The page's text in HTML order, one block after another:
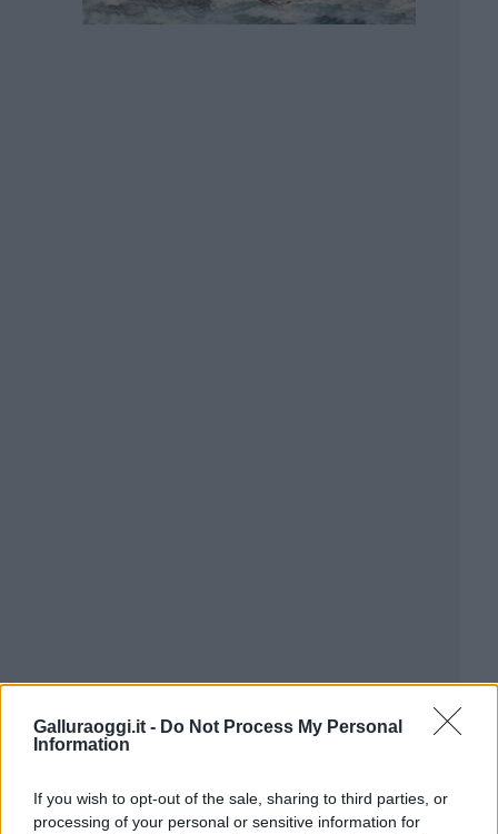
Galluraoggi.it - Do Not Process My Personal
Information
If you wish to opt-out of the sale, sharing to third parties, or
processing of your personal or sensitive information for